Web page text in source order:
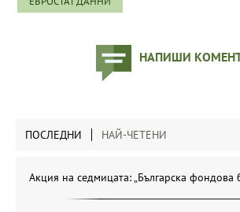
НАПИШИ
ПОСЛЕДНИ НАЙ-ЧЕТЕНИ
Акция на седмицата: „Българска фондова